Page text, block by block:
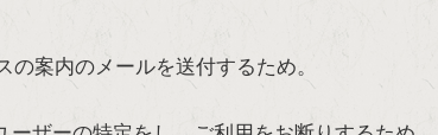
案内のメールを送付するため。